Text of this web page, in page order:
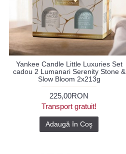
Yankee Candle Little Luxuries Set
cadou 2 Lumanari Serenity Stone &
Slow Bloom 2x213g
225,00RON
Transport gratuit!
Adaugă în Coş